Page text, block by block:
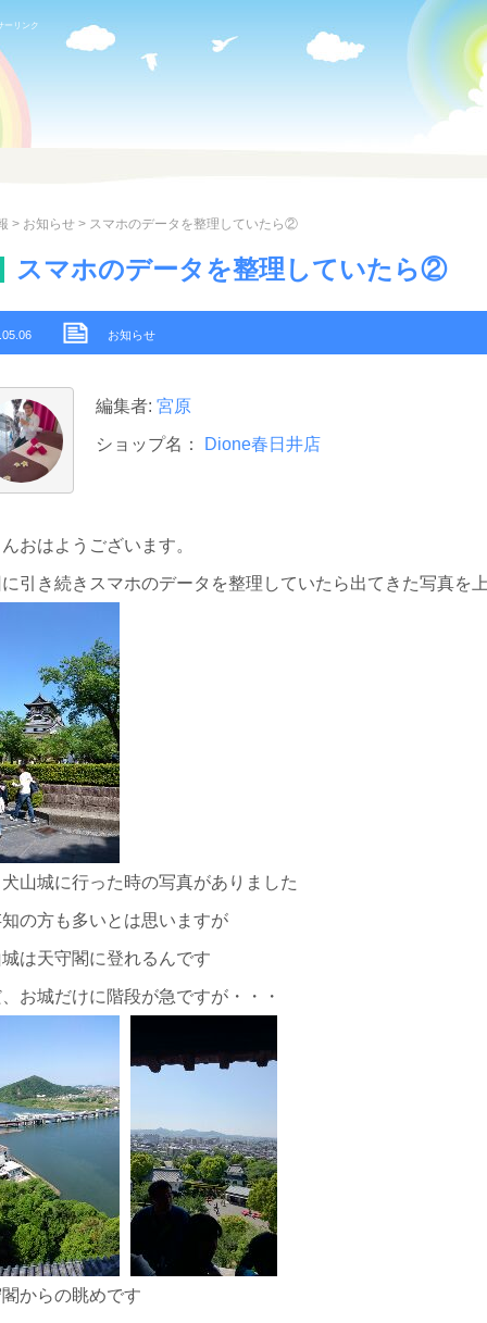
ーリンク
> お知らせ > スマホのデータを整理していたら②
スマホのデータを整理していたら②
お知らせ
編集者: 宮原
ショップ名： Dione春日井店
おはようございます。
引き続きスマホのデータを整理していたら出てきた写真を
山城に行った時の写真がありました
の方も多いとは思いますが
は天守閣に登れるんです
お城だけに階段が急ですが・・・
からの眺めです